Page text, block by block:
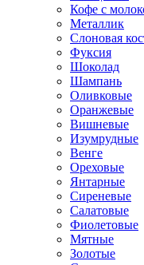
Кофе с
Металлик
Слоновая
Фуксия
Шоколад
Шампань
Оливковые
Оранжевые
Вишневые
Изумрудные
Венге
Ореховые
Янтарные
Сиреневые
Салатовые
Фиолетовые
Мятные
Золотые